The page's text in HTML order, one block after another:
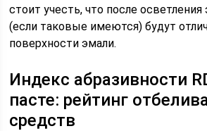
стоит учесть, что после
(если таковые имеются) будут
поверхности эмали.
Индекс абразивности
пасте: рейтинг
средств